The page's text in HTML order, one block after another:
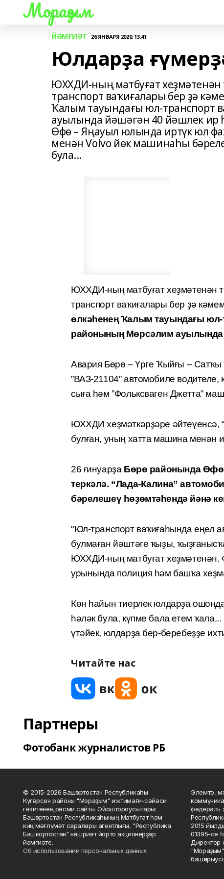
Мораҙым
ЙӘМҒИӘТ 26 ЯНВАРЯ 2020, 13:41
Юлдарҙа
ЮХХДИ-ның матбуғат хеҙмәтенән
транспорт ваҡиғалары бер ҙә
Ҡалым тауындағы юл-транспорт
ауылында йәшәгән 40 йәшлек ир
Өфө – Яңауыл юлында иртүк юл
менән Volvo йөк машинаһы
була...
ЮХХДИ-ның матбуғат хеҙмәтенән
транспорт ваҡиғалары бер ҙә
өлкәһенең Ҡалым тауындағы юл-
районының Мөрсәлим ауылында
Авария Бөрө – Үрге Ҡыйғы –
”ВАЗ-21104” автомобиле
сыға һәм ”Фольксваген Джетта”
ЮХХДИ хеҙмәткәрҙәре әйтеүенсә,
булған, уның хатта машина менән
26 ғинуарҙа Бөрө районында
теркәлә. “Лада-Калина”
бәрелешеү һөҙөмтәһендә йәнә
"Юл-транспорт ваҡиғаһында еңел
булмаған йәштәге ҡыҙы,
ЮХХДИ-ның матбуғат хеҙмәтенән.
урынында полиция һәм башҡа
Көн һайын тиерлек юлдарҙа
һәләк була, күпме бала етем
үтәйек, юлдарҙа бер-беребеҙҙе
Читайте нас
Партнеры
Фотобанк журналистов РБ
© 2015-2026 Башҡортостан Республикаһы
Күгәрсен районы "Мораҙым" ижтимағи-сәйәси
гәзитенең рәсми сайты. Ойоштороусылары:
Башҡортостан Республикаһының Матбуғат һәм
киң мәғлүмәт саралары агентлығы, "Республика
Башкортостан" нәшриәт йорто акционерҙар
йәмғиәте.
Об использовании персональных данных
Элемтә,
федераль
2015
01395-се
Директор
"Мораҙым"